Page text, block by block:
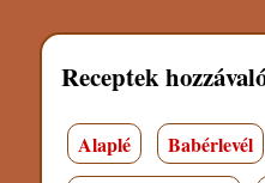
Receptek
Alaplé Babérlevél